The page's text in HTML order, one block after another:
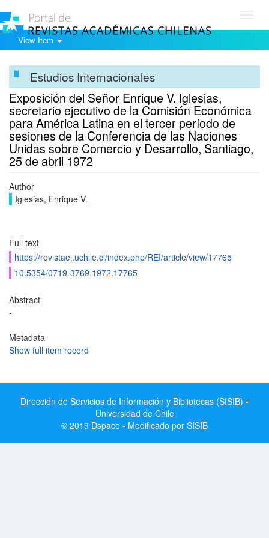
View Item
Estudios Internacionales
Exposición del Señor Enrique V. Iglesias,
secretario ejecutivo de la Comisión Económica
para América Latina en el tercer período de
sesiones de la Conferencia de las Naciones
Unidas sobre Comercio y Desarrollo, Santiago,
25 de abril 1972
Author
Iglesias, Enrique V.
Full text
https://revistaei.uchile.cl/index.php/REI/article/view/17765
10.5354/0719-3769.1972.17765
Abstract
-
Metadata
Show full item record
Dirección de Servicios de Información y Bibliotecas (SISIB) -
Universidad de Chile
© 2019 Dspace - Modificado por SISIB